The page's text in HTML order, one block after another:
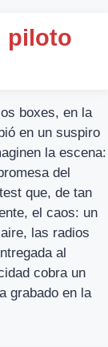
piloto
boxes, en la
en un suspiro
la escena:
del
que, de tan
el caos: un
las radios
al
cobra un
grabado en la